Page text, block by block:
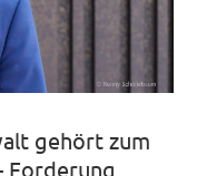
gehört zum
Forderung